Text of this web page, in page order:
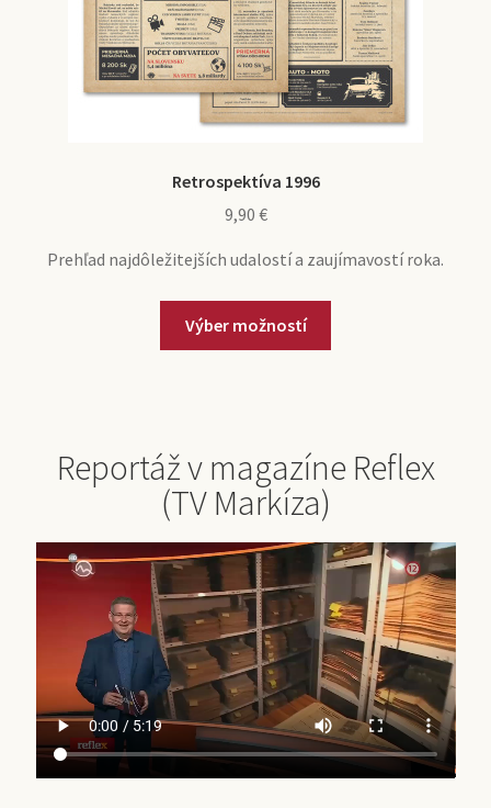
Retrospektíva 1996
9,90 €
Prehľad najdôležitejších udalostí a zaujímavostí roka.
Výber možností
Reportáž v magazíne Reflex
(TV Markíza)